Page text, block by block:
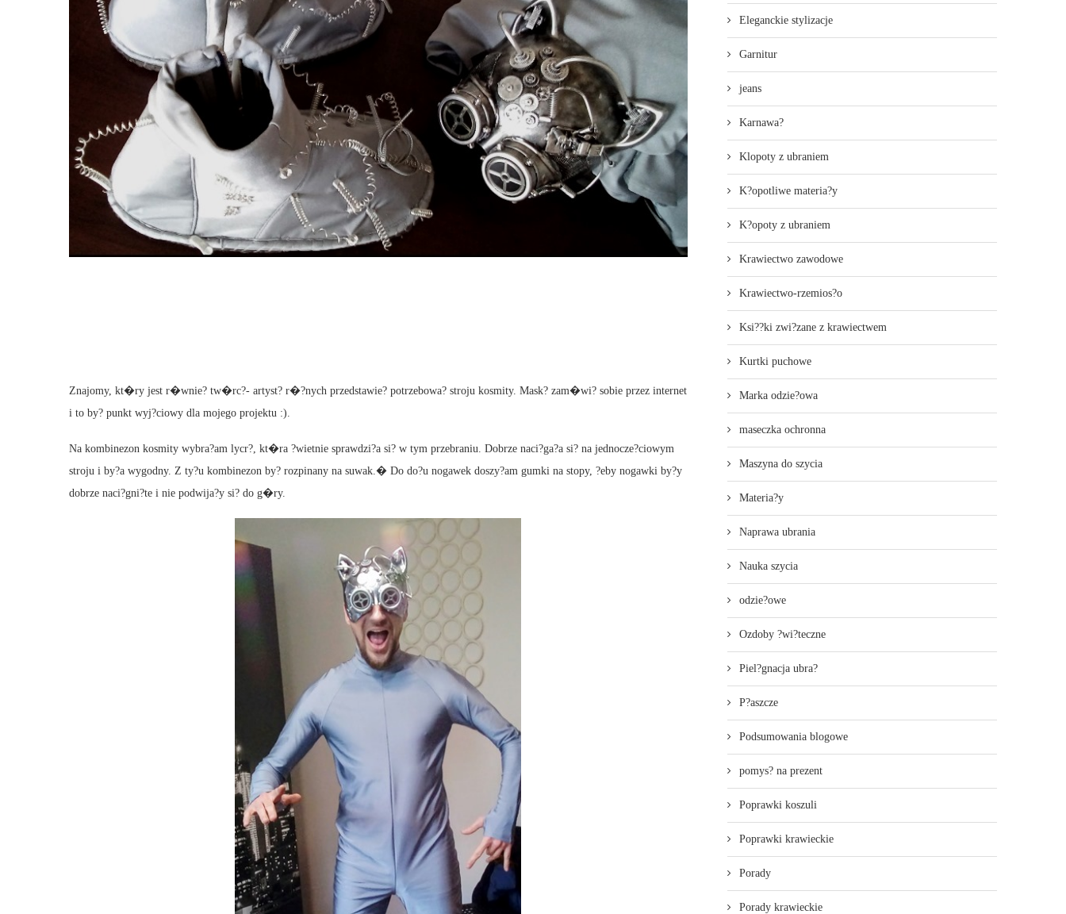
Znajomy, kt�ry jest r�wnie? tw�rc?- artyst? r�?nych przedstawie? potrzebowa? stroju kosmity. Mask? zam�wi? sobie przez internet
i to by? punkt wyj?ciowy dla mojego projektu :).
Na kombinezon kosmity wybra?am lycr?, kt�ra ?wietnie sprawdzi?a si? w tym przebraniu. Dobrze naci?ga?a si? na jednocze?ciowym
stroju i by?a wygodny. Z ty?u kombinezon by? rozpinany na suwak.� Do do?u nogawek doszy?am gumki na stopy, ?eby nogawki by?y
dobrze naci?gni?te i nie podwija?y si? do g�ry.
Eleganckie stylizacje
Garnitur
jeans
Karnawa?
Klopoty z ubraniem
K?opotliwe materia?y
K?opoty z ubraniem
Krawiectwo zawodowe
Krawiectwo-rzemios?o
Ksi??ki zwi?zane z krawiectwem
Kurtki puchowe
Marka odzie?owa
maseczka ochronna
Maszyna do szycia
Materia?y
Naprawa ubrania
Nauka szycia
odzie?owe
Ozdoby ?wi?teczne
Piel?gnacja ubra?
P?aszcze
Podsumowania blogowe
pomys? na prezent
Poprawki koszuli
Poprawki krawieckie
Porady
Porady krawieckie